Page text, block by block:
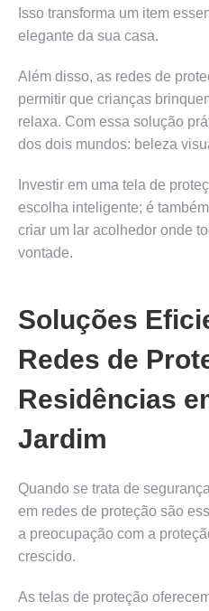
Isso transforma um item
elegante da sua casa.
Além disso, as redes de
permitir que crianças
relaxa. Com essa solução
dos dois mundos: beleza
Investir em uma tela de
escolha inteligente; é
criar um lar acolhedor onde
vontade.
Soluções
Redes de
Residências
Jardim
Quando se trata de
em redes de proteção são
a preocupação com a
crescido.
As telas de proteção